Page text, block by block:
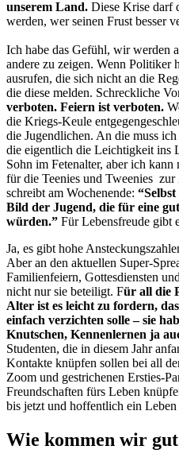
unserem Land. Diese Krise darf
werden, wer seinen Frust besser
Ich habe das Gefühl, wir werden
andere zu zeigen. Wenn Politiker
ausrufen, die sich nicht an die
die diese melden. Schreckliche
verboten. Feiern ist verboten.
die Kriegs-Keule
die Jugendlichen. An die muss
die eigentlich die Leichtigkeit ins
Sohn im Fetenalter, aber ich
für die Teenies und Tweenies zur
schreibt am Wochenende:
Bild der Jugend, die für eine
würden.” Für Lebensfreude gibt
Ja, es gibt hohe
Aber an den aktuellen Super-
Familienfeiern, Gottesdiensten
nicht nur sie beteiligt. Für all die
Alter ist es leicht zu fordern,
einfach verzichten solle – sie
Knutschen, Kennenlernen ja
Studenten, die in diesem Jahr
Kontakte knüpfen sollen bei all
Zoom und gestrichenen Ersties-
Freundschaften fürs Leben
bis jetzt und hoffentlich ein Leben
Wie kommen wir